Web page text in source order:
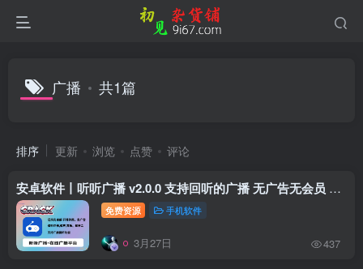
广播 共1篇
排序 更新 浏览 点赞 评论
安卓软件丨听听广播 v2.0.0 支持回听的广播 无广告无会员 免费体验
免费资源 手机软件
3月27日 437